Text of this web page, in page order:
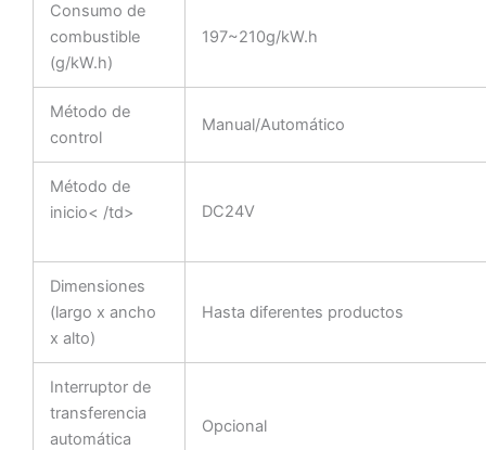
Consumo de
combustible
(g/kW.h)
197~210g/kW.h
Método de
control
Manual/Automático
Método de
inicio< /td>
DC24V
Dimensiones
(largo x ancho
x alto)
Hasta diferentes productos
Interruptor de
transferencia
automática
Opcional